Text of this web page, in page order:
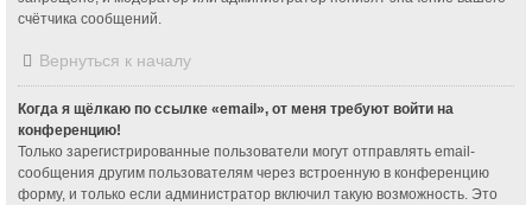
счётчика сообщений.
Вернуться к началу
Когда я щёлкаю по ссылке «email», от меня требуют войти на
конференцию!
Только зарегистрированные пользователи могут отправлять email-
сообщения другим пользователям через встроенную в конференцию
форму, и только если администратор включил такую возможность. Это